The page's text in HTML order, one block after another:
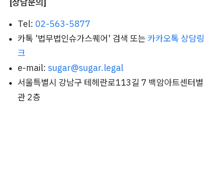
Tel: 02-563-5877
카톡 '법무법인슈가스퀘어' 검색 또는 카카오톡 상담링
크
e-mail: sugar@sugar.legal
서울특별시 강남구 테헤란로113길 7 백암아트센터별
관 2층